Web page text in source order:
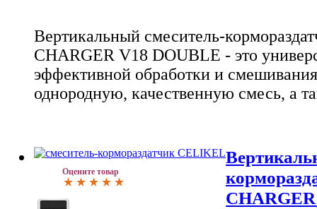
Вертикальный смеситель-
CHARGER V18 DOUBLE - это
эффективной обработки и
однородную, качественную смесь, а
Оцените товар